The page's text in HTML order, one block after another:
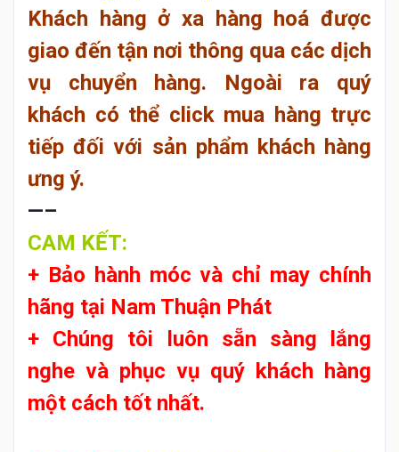
Khách hàng ở xa hàng hoá được
giao đến tận nơi thông qua các dịch
vụ chuyển hàng. Ngoài ra quý
khách có thể click mua hàng trực
tiếp đối với sản phẩm khách hàng
ưng ý.
—–
CAM KẾT:
+ Bảo hành móc và chỉ may chính
hãng tại Nam Thuận Phát
+ Chúng tôi luôn sẵn sàng lắng
nghe và phục vụ quý khách hàng
một cách tốt nhất.